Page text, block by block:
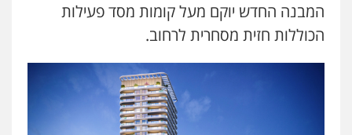
המבנה החדש יוקם מעל קומות מסד פעילות
הכוללות חזית מסחרית לרחוב.